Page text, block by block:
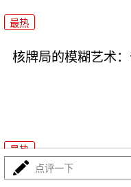
最热
核牌局的模糊艺术
最热
点评一下